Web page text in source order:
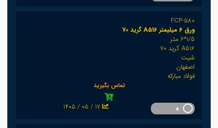
FCP-580
ورق 6 میلیمتر A516 گرید 70
1/5*6 متر
A516 گرید 70
شیت
اصفهان
فولاد مبارکه
تماس بگیرید
1405 / 05 / 17